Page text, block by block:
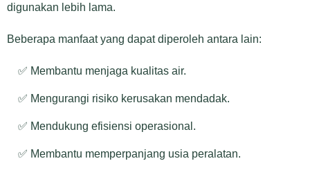
digunakan lebih lama.
Beberapa manfaat yang dapat diperoleh antara lain:
✅ Membantu menjaga kualitas air.
✅ Mengurangi risiko kerusakan mendadak.
✅ Mendukung efisiensi operasional.
✅ Membantu memperpanjang usia peralatan.